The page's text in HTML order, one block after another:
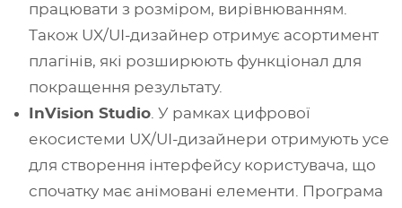
працювати з розміром, вирівнюванням.
Також UX/UI-дизайнер отримує асортимент
плагінів, які розширюють функціонал для
покращення результату.
InVision Studio . У рамках цифрової
екосистеми UX/UI-дизайнери отримують усе
для створення інтерфейсу користувача, що
спочатку має анімовані елементи. Програма